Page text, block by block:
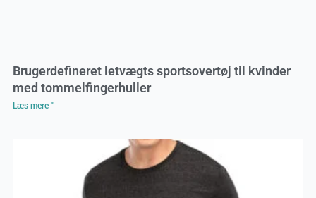
Brugerdefineret letvægts sportsovertøj til kvinder
med tommelfingerhuller
Læs mere "